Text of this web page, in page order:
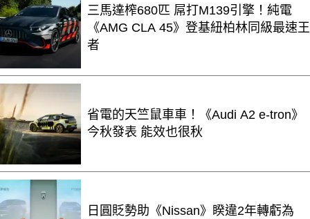
三馬達榨680匹 屌打M139引擎！純電
《AMG CLA 45》登基紐柏林同級最速王
者
省電的天竺鼠車車！《Audi A2 e-tron》
今秋發表 能效也很秋
日圓貶勢助《Nissan》睽違2年轉虧為